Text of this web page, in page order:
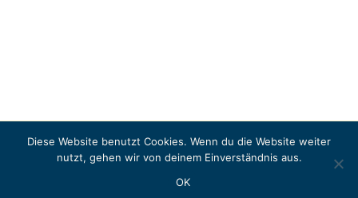
Copyright © 2026 LITERASEA
Diese Website benutzt Cookies. Wenn du die Website weiter
nutzt, gehen wir von deinem Einverständnis aus.
OK